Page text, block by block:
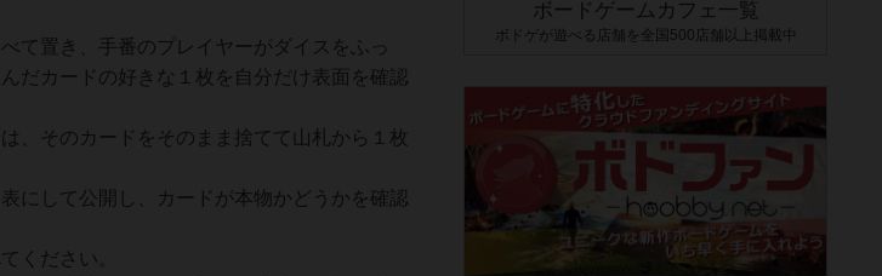
て置き、手番のプレイヤーがダイスをふっ
だカードの好きな１枚を自分だけ表面を確認
、そのカードをそのまま捨てて山札から１枚
にして公開し、カードが本物かどうかを確認
ください。
ボードゲームカフェ一覧
ボドゲが遊べる店舗を全国500店舗以上掲載中